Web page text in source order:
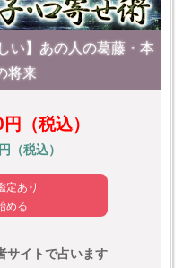
い】あの人の葛藤・本
将来
（税込）
（税込）
定あり
める
サイトで占います